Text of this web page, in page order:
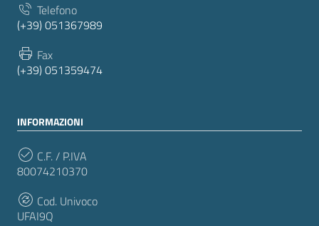
Telefono
(+39) 051367989
Fax
(+39) 051359474
INFORMAZIONI
C.F. / P.IVA
80074210370
Cod. Univoco
UFAI9Q